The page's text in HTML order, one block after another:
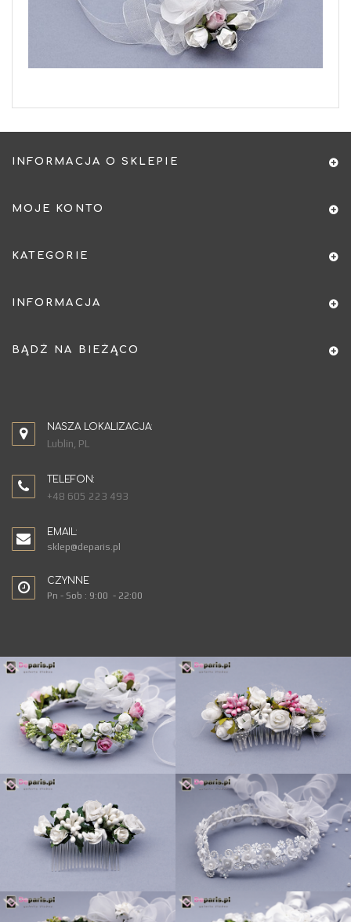
INFORMACJA O SKLEPIE
MOJE KONTO
KATEGORIE
INFORMACJA
BĄDŹ NA BIEŻĄCO
NASZA LOKALIZACJA:
Lublin, PL
TELEFON:
+48 605 223 493
EMAIL:
sklep@deparis.pl
CZYNNE
Pn - Sob : 9:00 - 22:00